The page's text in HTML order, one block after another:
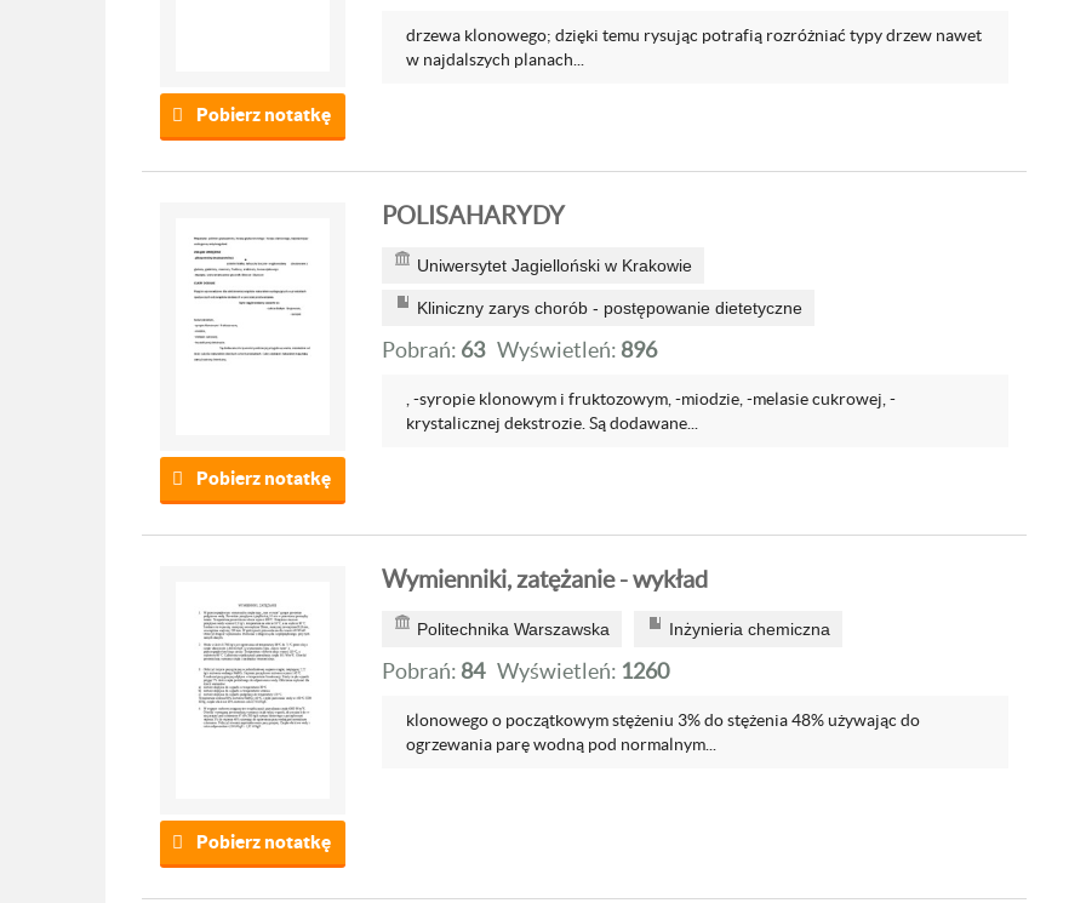
Pobierz notatkę
drzewa klonowego; dzięki temu rysując potrafią rozróżniać typy drzew nawet
w najdalszych planach...
Pobierz notatkę
POLISAHARYDY
Uniwersytet Jagielloński w Krakowie
Kliniczny zarys chorób - postępowanie dietetyczne
Pobrań: 63 Wyświetleń: 896
, -syropie klonowym i fruktozowym, -miodzie, -melasie cukrowej, -
krystalicznej dekstrozie. Są dodawane...
Pobierz notatkę
Wymienniki, zatężanie - wykład
Politechnika Warszawska Inżynieria chemiczna
Pobrań: 84 Wyświetleń: 1260
klonowego o początkowym stężeniu 3% do stężenia 48% używając do
ogrzewania parę wodną pod normalnym...